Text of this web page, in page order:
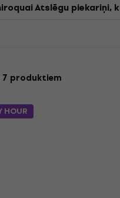
Atslēgu piekariņi,
7 produktiem
HOUR